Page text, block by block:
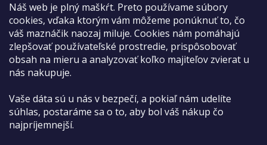
Náš web je plný maškŕt. Preto používame súbory
cookies, vďaka ktorým vám môžeme ponúknuť to, čo
váš maznáčik naozaj miluje. Cookies nám pomáhajú
zlepšovať používateľské prostredie, prispôsobovať
obsah na mieru a analyzovať koľko majiteľov zvierat u
nás nakupuje.
Vaše dáta sú u nás v bezpečí, a pokiaľ nám udelíte
súhlas, postaráme sa o to, aby bol váš nákup čo
najpríjemnejší.
Možnosti platby:
Dobierkou
Hotovo aj kartou na pobočke